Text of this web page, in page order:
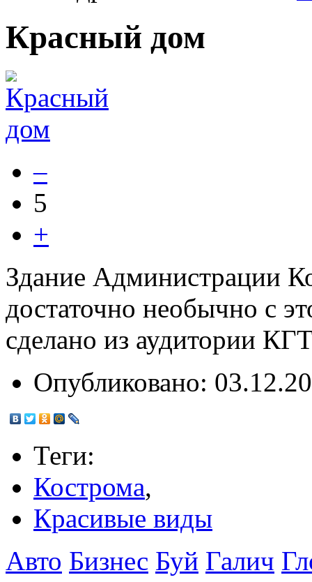
Красный дом
–
5
+
Здание Администрации
достаточно необычно с
сделано из аудитории
Опубликовано:
Теги:
Кострома,
Красивые виды
Авто Бизнес Буй Галич